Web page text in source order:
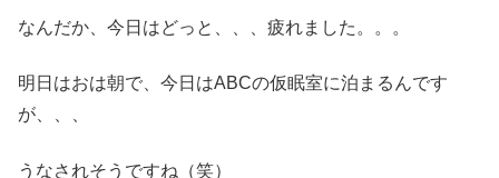
なんだか、今日はどっと、、、疲れました。。。
明日はおは朝で、今日はABCの仮眠室に泊まるんです
が、、、
うなされそうですね（笑）